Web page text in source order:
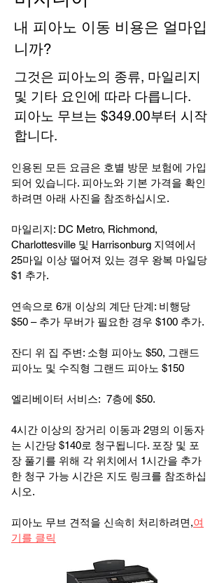
내 피아노 이동 비용은 얼마입
니까?
그것은 피아노의 종류, 마일리지
및 기타 요인에 따라 다릅니다.
피아노 무브는 $349.00부터 시작
합니다.
인용된 모든 요금은 호별 방문 보험에 가입
되어 있습니다. 피아노와 기본 가격을 확인
하려면 아래 사진을 참조하십시오.
마일리지: DC Metro, Richmond,
Charlottesville 및 Harrisonburg 지역에서
25마일 이상 떨어져 있는 경우 왕복 마일당
$1 추가.
연속으로 6개 이상의 계단 단계: 비행당
$50 – 추가 무버가 필요한 경우 $100 추가.
잔디 위 집 주변: 소형 피아노 $50, 그랜드
피아노 및 수직형 그랜드 피아노 $150
엘리베이터 서비스: 7층에 $50.
4시간 이상의 장거리 이동과 2명의 이동자
는 시간당 $140로 청구됩니다. 포장 및 포
장 풀기를 위해 각 위치에서 1시간을 추가
한 청구 가능 시간은 지도 링크를 참조하십
시오.
피아노 무브 견적을 신속히 처리하려면,여
기를 클릭